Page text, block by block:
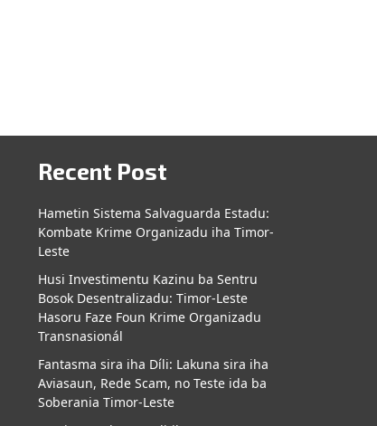
Recent Post
Hametin Sistema Salvaguarda Estadu:
Kombate Krime Organizadu iha Timor-
Leste
Husi Investimentu Kazinu ba Sentru
Bosok Desentralizadu: Timor-Leste
Hasoru Faze Foun Krime Organizadu
Transnasionál
Fantasma sira iha Díli: Lakuna sira iha
Aviasaun, Rede Scam, no Teste ida ba
Soberania Timor-Leste